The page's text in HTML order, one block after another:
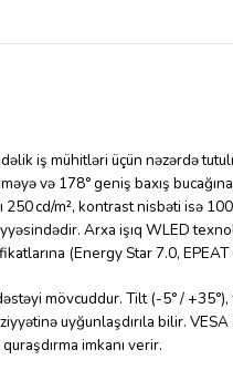
iş mühitləri üçün nəzərdə
və 178° geniş baxış
cd/m², kontrast nisbəti isə
Arxa işıq WLED
(Energy Star 7.0,
mövcuddur. Tilt (-5° /
uyğunlaşdırıla bilir.
imkanı verir.